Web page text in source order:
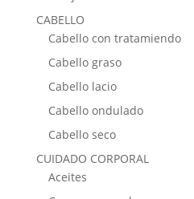
CABELLO
Cabello con tratamiendo
Cabello graso
Cabello lacio
Cabello ondulado
Cabello seco
CUIDADO CORPORAL
Aceites